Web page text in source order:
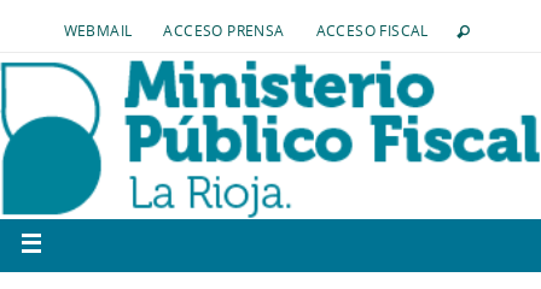
WEBMAIL ACCESO PRENSA ACCESO FISCAL